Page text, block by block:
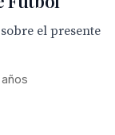
el presente